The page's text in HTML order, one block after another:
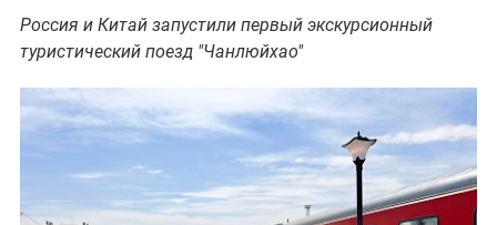
Россия и Китай запустили первый экскурсионный
туристический поезд "Чанлюйхао"